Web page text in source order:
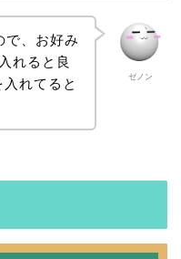
ゼノン
で、お好み
れると良
れてると